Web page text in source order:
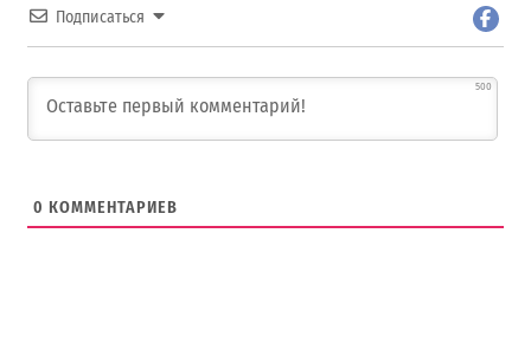
Подписаться
500
0 КОММЕНТАРИЕВ